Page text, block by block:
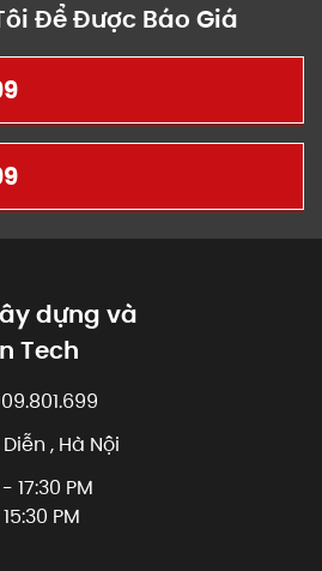
Để Được Báo Giá
dựng và
Tech
, Hà Nội
17:30 PM
PM